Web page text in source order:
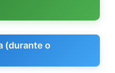
(durante o